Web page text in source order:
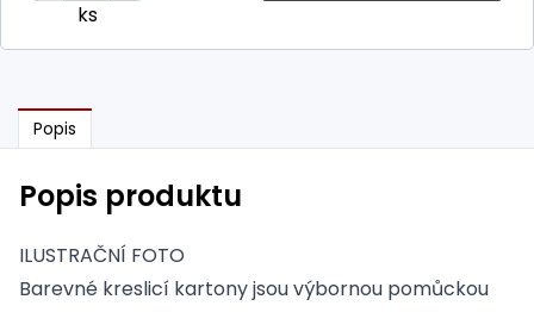
ks
Popis
Popis produktu
ILUSTRAČNÍ FOTO
Barevné kreslicí kartony jsou výbornou pomůckou